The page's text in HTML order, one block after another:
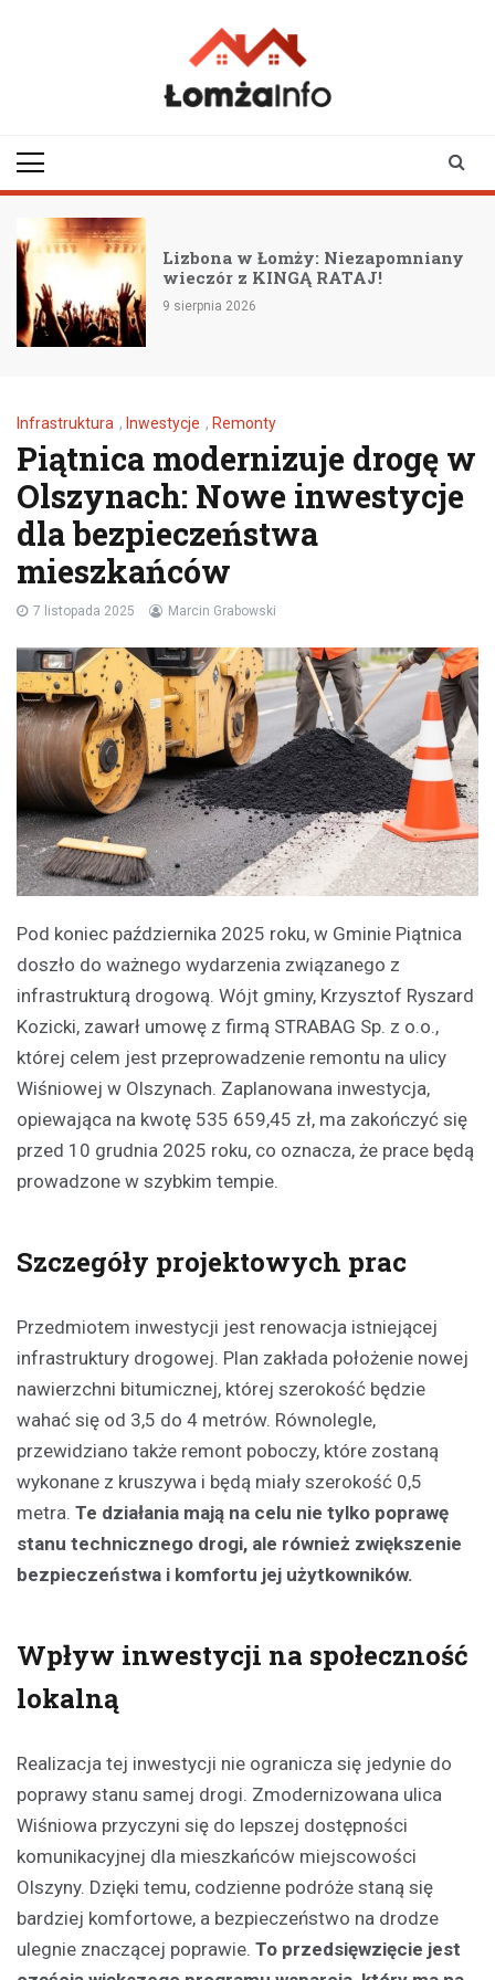
Lizbona w Łomży: Niezapomniany
wieczór z KINGĄ RATAJ!
9 sierpnia 2026
Infrastruktura , Inwestycje , Remonty
Piątnica modernizuje drogę w
Olszynach: Nowe inwestycje
dla bezpieczeństwa
mieszkańców
7 listopada 2025 Marcin Grabowski
Pod koniec października 2025 roku, w Gminie Piątnica
doszło do ważnego wydarzenia związanego z
infrastrukturą drogową. Wójt gminy, Krzysztof Ryszard
Kozicki, zawarł umowę z firmą STRABAG Sp. z o.o.,
której celem jest przeprowadzenie remontu na ulicy
Wiśniowej w Olszynach. Zaplanowana inwestycja,
opiewająca na kwotę 535 659,45 zł, ma zakończyć się
przed 10 grudnia 2025 roku, co oznacza, że prace będą
prowadzone w szybkim tempie.
Szczegóły projektowych prac
Przedmiotem inwestycji jest renowacja istniejącej
infrastruktury drogowej. Plan zakłada położenie nowej
nawierzchni bitumicznej, której szerokość będzie
wahać się od 3,5 do 4 metrów. Równolegle,
przewidziano także remont poboczy, które zostaną
wykonane z kruszywa i będą miały szerokość 0,5
metra. Te działania mają na celu nie tylko poprawę
stanu technicznego drogi, ale również zwiększenie
bezpieczeństwa i komfortu jej użytkowników.
Wpływ inwestycji na społeczność
lokalną
Realizacja tej inwestycji nie ogranicza się jedynie do
poprawy stanu samej drogi. Zmodernizowana ulica
Wiśniowa przyczyni się do lepszej dostępności
komunikacyjnej dla mieszkańców miejscowości
Olszyny. Dzięki temu, codzienne podróże staną się
bardziej komfortowe, a bezpieczeństwo na drodze
ulegnie znaczącej poprawie. To przedsięwzięcie jest